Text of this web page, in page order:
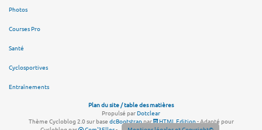
Photos
Courses Pro
Santé
Cyclosportives
Entraînements
Plan du site / table des matières
Propulsé parDotclear
Thème Cycloblog 2.0 sur base dcBootstrappar HTML Edition- Adapté pour